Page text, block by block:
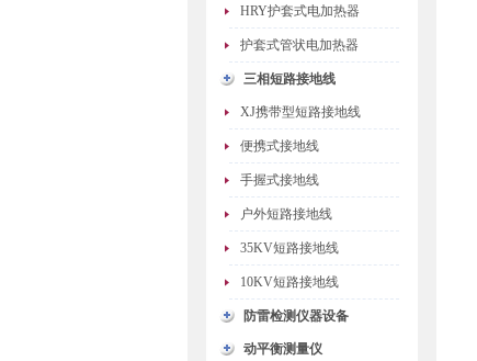
HRY护套式电加热器
护套式管状电加热器
三相短路接地线
XJ携带型短路接地线
便携式接地线
手握式接地线
户外短路接地线
35KV短路接地线
10KV短路接地线
防雷检测仪器设备
动平衡测量仪